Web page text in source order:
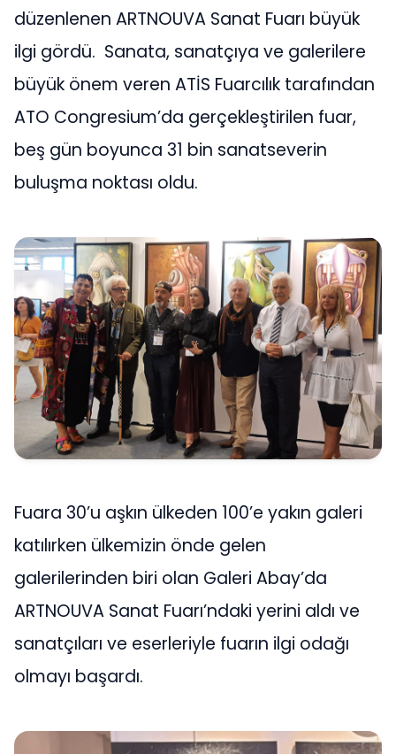
düzenlenen ARTNOUVA Sanat Fuarı büyük
ilgi gördü. Sanata, sanatçıya ve galerilere
büyük önem veren ATİS Fuarcılık tarafından
ATO Congresium’da gerçekleştirilen fuar,
beş gün boyunca 31 bin sanatseverin
buluşma noktası oldu.
Fuara 30’u aşkın ülkeden 100’e yakın galeri
katılırken ülkemizin önde gelen
galerilerinden biri olan Galeri Abay’da
ARTNOUVA Sanat Fuarı’ndaki yerini aldı ve
sanatçıları ve eserleriyle fuarın ilgi odağı
olmayı başardı.